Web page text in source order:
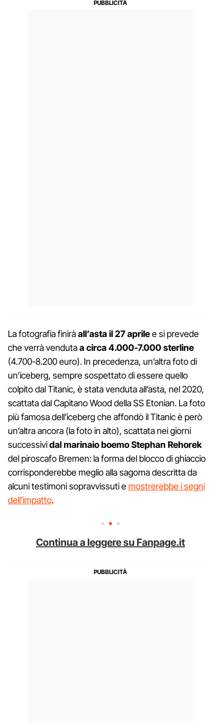
La fotografia finiràall’asta il 27 aprilee si prevede
che verrà vendutaa circa 4.000-7.000 sterline
(4.700-8.200 euro). In precedenza, un’altra foto di
un’iceberg, sempre sospettato di essere quello
colpito dal Titanic, è stata venduta all’asta, nel 2020,
scattata dal Capitano Wood della SS Etonian. La foto
più famosa dell’iceberg che affondò il Titanic è però
un’altra ancora (la foto in alto), scattata nei giorni
successividal marinaio boemo Stephan Rehorek
del piroscafo Bremen: la forma del blocco di ghiaccio
corrisponderebbe meglio alla sagoma descritta da
alcuni testimoni sopravvissuti e mostrerebbe i segni
dell’impatto.
Continua a leggere su Fanpage.it